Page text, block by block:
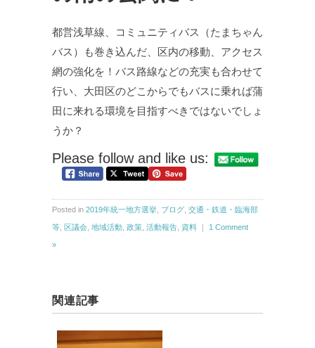
都営浅草線、コミュニティバス（たまちゃん
バス）も巻き込んだ、区内の移動、アクセス
網の強化を！バス路線などの充実も合わせて
行い、大田区のどこからでもバスに乗れば蒲
田に来れる環境を目指すべきではないでしょ
うか？
Please follow and like us:
Posted in 2019年統一地方選挙 ブログ 交通・鉄道・臨海部
等 区議会 地域活動 政策 活動報告 資料 ｜ 1 Comment
»
関連記事